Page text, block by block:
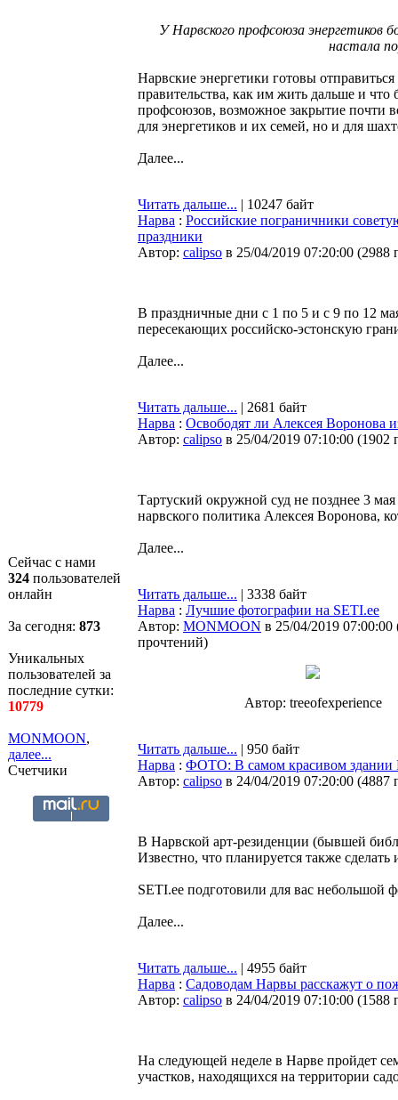
Сейчас с нами
324 пользователей
онлайн
За сегодня: 873
Уникальных
пользователей за
последние сутки:
10779
MONMOON,
далее...
Счетчики
У Нарвского профсоюза энергетиков
настала
Нарвские энергетики готовы
правительства, как им жить дальше и
профсоюзов, возможное закрытие почти
для энергетиков и их семей, но и для
Далее...
Читать дальше... | 10247 байт
Нарва : Российские пограничники
праздники
Автор: calipso в 25/04/2019 07:20:00 (2988
В праздничные дни с 1 по 5 и с 9 по 12
пересекающих российско-эстонскую
Далее...
Читать дальше... | 2681 байт
Нарва : Освободят ли Алексея Воронова
Автор: calipso в 25/04/2019 07:10:00 (1902
Тартуский окружной суд не позднее 3
нарвского политика Алексея Воронова,
Далее...
Читать дальше... | 3338 байт
Нарва : Лучшие фотографии на SETI.ee
Автор: MONMOON в 25/04/2019 07:00:00
прочтений)
Автор: treeofexperience
Читать дальше... | 950 байт
Нарва : ФОТО: В самом красивом здании
Автор: calipso в 24/04/2019 07:20:00 (4887
В Нарвской арт-резиденции (бывшей
Известно, что планируется также
SETI.еe подготовили для вас небольшой
Далее...
Читать дальше... | 4955 байт
Нарва : Садоводам Нарвы расскажут о
Автор: calipso в 24/04/2019 07:10:00 (1588
На следующей неделе в Нарве пройдет
участков, находящихся на территории